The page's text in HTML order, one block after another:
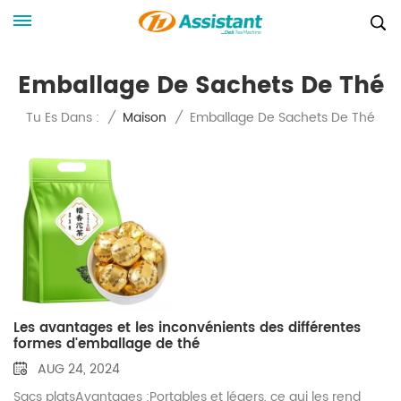
Emballage De Sachets De Thé
Tu Es Dans : / Maison / Emballage De Sachets De Thé
Les avantages et les inconvénients des différentes
formes d'emballage de thé
AUG 24, 2024
Sacs platsAvantages :Portables et légers, ce qui les rend